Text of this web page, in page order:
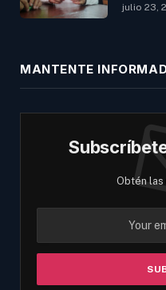
julio 23,
MANTENTE
Obtén las